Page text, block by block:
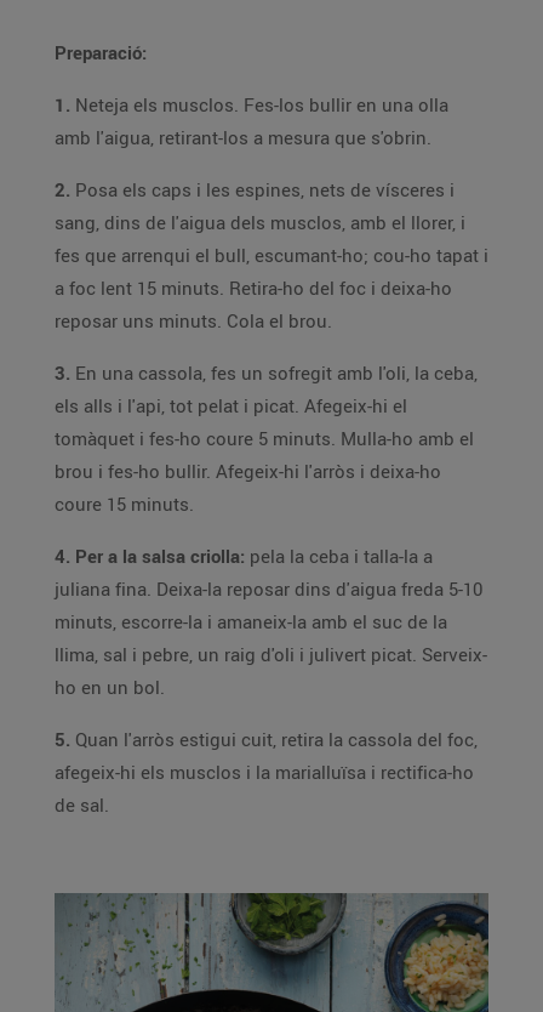
Preparació:
1. Neteja els musclos. Fes-los bullir en una olla
amb l'aigua, retirant-los a mesura que s'obrin.
2. Posa els caps i les espines, nets de vísceres i
sang, dins de l'aigua dels musclos, amb el llorer, i
fes que arrenqui el bull, escumant-ho; cou-ho tapat i
a foc lent 15 minuts. Retira-ho del foc i deixa-ho
reposar uns minuts. Cola el brou.
3. En una cassola, fes un sofregit amb l'oli, la ceba,
els alls i l'api, tot pelat i picat. Afegeix-hi el
tomàquet i fes-ho coure 5 minuts. Mulla-ho amb el
brou i fes-ho bullir. Afegeix-hi l'arròs i deixa-ho
coure 15 minuts.
4. Per a la salsa criolla: pela la ceba i talla-la a
juliana fina. Deixa-la reposar dins d'aigua freda 5-10
minuts, escorre-la i amaneix-la amb el suc de la
llima, sal i pebre, un raig d'oli i julivert picat. Serveix-
ho en un bol.
5. Quan l'arròs estigui cuit, retira la cassola del foc,
afegeix-hi els musclos i la marialluïsa i rectifica-ho
de sal.